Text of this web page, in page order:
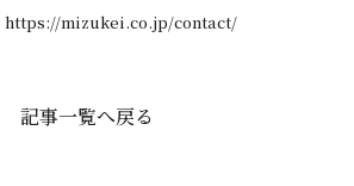
https://mizukei.co.jp/contact/
記事一覧へ戻る